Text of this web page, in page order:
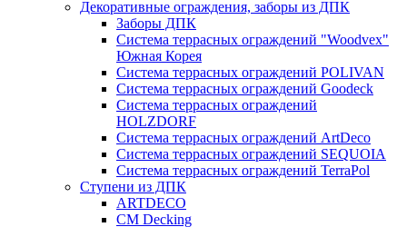
Декоративные ограждения, заборы из ДПК
Заборы ДПК
Система террасных ограждений "Woodvex"
Южная Корея
Система террасных ограждений POLIVAN
Система террасных ограждений Goodeck
Система террасных ограждений
HOLZDORF
Система террасных ограждений ArtDeco
Система террасных ограждений SEQUOIA
Система террасных ограждений TerraPol
Ступени из ДПК
ARTDECO
CM Decking